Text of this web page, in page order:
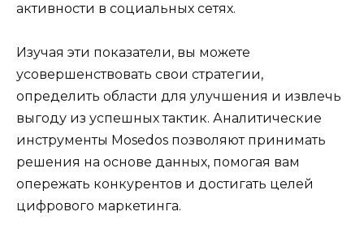
активности в социальных сетях.
Изучая эти показатели, вы можете
усовершенствовать свои стратегии,
определить области для улучшения и извлечь
выгоду из успешных тактик. Аналитические
инструменты Mosedos позволяют принимать
решения на основе данных, помогая вам
опережать конкурентов и достигать целей
цифрового маркетинга.